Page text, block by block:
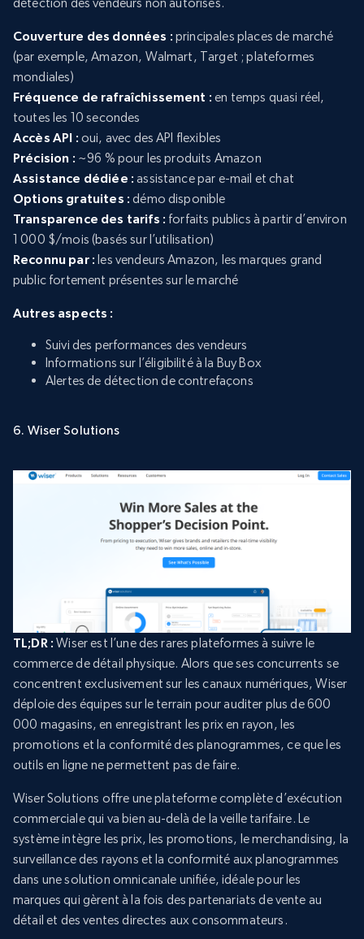
Couverture des données : principales places de marché
(par exemple, Amazon, Walmart, Target ; plateformes
mondiales)
Fréquence de rafraîchissement : en temps quasi réel,
toutes les 10 secondes
Accès API : oui, avec des API flexibles
Précision : ~96 % pour les produits Amazon
Assistance dédiée : assistance par e-mail et chat
Options gratuites : démo disponible
Transparence des tarifs : forfaits publics à partir d’environ
1 000 $/mois (basés sur l’utilisation)
Reconnu par : les vendeurs Amazon, les marques grand
public fortement présentes sur le marché
Autres aspects :
Suivi des performances des vendeurs
Informations sur l’éligibilité à la Buy Box
Alertes de détection de contrefaçons
6. Wiser Solutions
TL;DR : Wiser est l’une des rares plateformes à suivre le
commerce de détail physique. Alors que ses concurrents se
concentrent exclusivement sur les canaux numériques, Wiser
déploie des équipes sur le terrain pour auditer plus de 600
000 magasins, en enregistrant les prix en rayon, les
promotions et la conformité des planogrammes, ce que les
outils en ligne ne permettent pas de faire.
Wiser Solutions offre une plateforme complète d’exécution
commerciale qui va bien au-delà de la veille tarifaire. Le
système intègre les prix, les promotions, le merchandising, la
surveillance des rayons et la conformité aux planogrammes
dans une solution omnicanale unifiée, idéale pour les
marques qui gèrent à la fois des partenariats de vente au
détail et des ventes directes aux consommateurs.